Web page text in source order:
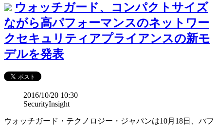
ウォッチガード、コンパクトサイズ
ながら高パフォーマンスのネットワー
クセキュリティアプライアンスの新モ
デルを発表
2016/10/20 10:30
SecurityInsight
ウォッチガード・テクノロジー・ジャパンは10月18日、パフ